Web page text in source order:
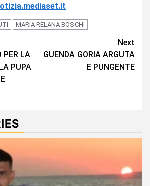
MARIA RELANA BOSCHI
PER LA
PUPA
Next
GUENDA GORIA ARGUTA
E PUNGENTE